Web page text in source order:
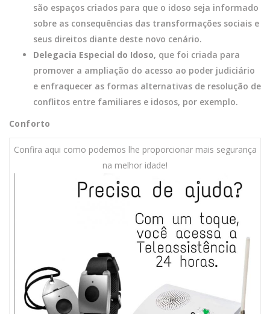
são espaços criados para que o idoso seja informado
sobre as consequências das transformações sociais e
seus direitos diante deste novo cenário.
Delegacia Especial do Idoso, que foi criada para
promover a ampliação do acesso ao poder judiciário
e enfraquecer as formas alternativas de resolução de
conflitos entre familiares e idosos, por exemplo.
Conforto
Confira aqui como podemos lhe proporcionar mais segurança
na melhor idade!